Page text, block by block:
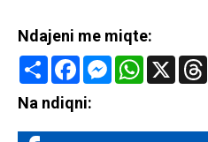
Ndajeni me miqte:
Share FacebookMessenger
WhatsApp
X
Na ndiqni: